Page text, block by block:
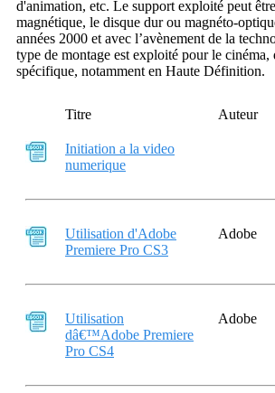
d'animation, etc. Le support exploité peut
magnétique, le disque dur ou magnéto-
années 2000 et avec l’avènement de la
type de montage est exploité pour le cinéma,
spécifique, notamment en Haute Définition.
Titre Auteur
Initiation a la video
numerique
Utilisation d'Adobe
Premiere Pro CS3
Adobe
Utilisation
dâ€™Adobe Premiere
Pro CS4
Adobe